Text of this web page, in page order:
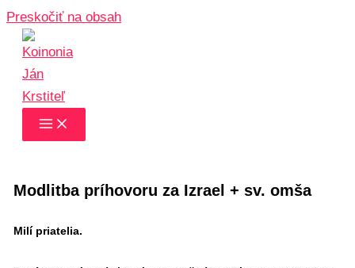
Preskočiť na obsah
Modlitba príhovoru za Izrael + sv. omša
Milí priatelia.